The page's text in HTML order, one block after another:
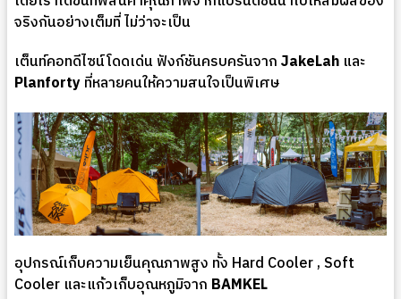
จริงกันอย่างเต็มที่ ไม่ว่าจะเป็น
เต็นท์คอทดีไซน์โดดเด่น ฟังก์ชันครบครันจากJakeLah และ
Planfortyที่หลายคนให้ความสนใจเป็นพิเศษ
อุปกรณ์เก็บความเย็นคุณภาพสูง ทั้ง Hard Cooler , Soft
Cooler และแก้วเก็บอุณหภูมิจาก BAMKEL